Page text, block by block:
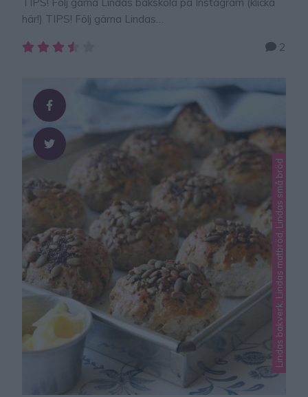
här!) TIPS! Följ gärna Lindas
vetemjöl som har en mjuk, lite pannkaksliknande
innehåller bara 2, 3 g kolhydrater. Det här brödet
innehåller även protein vilket är bra att få i sig till
frukost. 28 kolhydrater för hela smeten2,3 kH …
2
Lindas bakverk, Lindas matbröd, Lindas små bröd